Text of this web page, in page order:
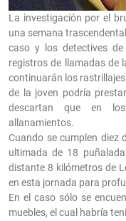
La investigación por el
una semana
caso y los detectives
registros de llamadas de
continuarán los
de la joven podría
descartan que en
allanamientos.
Cuando se cumplen diez
ultimada de 18
distante 8 kilómetros de
en esta jornada para
En el caso sólo se
muebles, el cual habría